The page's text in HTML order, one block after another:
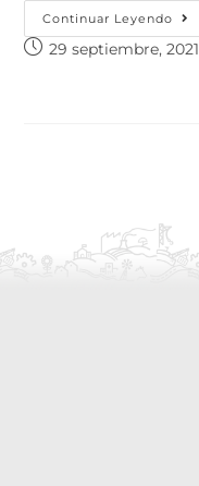
Continuar Leyendo
29 septiembre, 2021